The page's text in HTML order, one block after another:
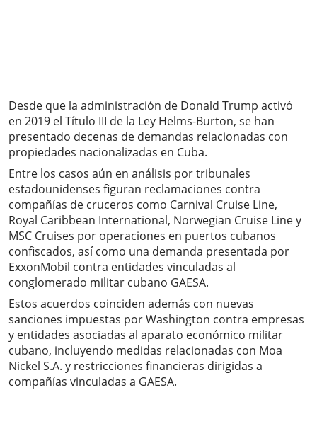
Desde que la administración de Donald Trump activó
en 2019 el Título III de la Ley Helms-Burton, se han
presentado decenas de demandas relacionadas con
propiedades nacionalizadas en Cuba.
Entre los casos aún en análisis por tribunales
estadounidenses figuran reclamaciones contra
compañías de cruceros como Carnival Cruise Line,
Royal Caribbean International, Norwegian Cruise Line y
MSC Cruises por operaciones en puertos cubanos
confiscados, así como una demanda presentada por
ExxonMobil contra entidades vinculadas al
conglomerado militar cubano GAESA.
Estos acuerdos coinciden además con nuevas
sanciones impuestas por Washington contra empresas
y entidades asociadas al aparato económico militar
cubano, incluyendo medidas relacionadas con Moa
Nickel S.A. y restricciones financieras dirigidas a
compañías vinculadas a GAESA.